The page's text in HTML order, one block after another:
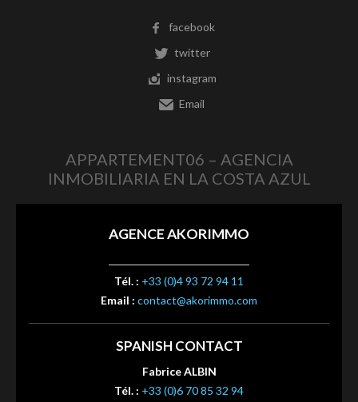
facebook
twitter
instagram
Email
APPARTEMENT06 – AGENCIA
INMOBILIARIA EN LA COSTA AZUL
AGENCE AKORIMMO
Tél. : +33 (0)4 93 72 94 11
Email : contact@akorimmo.com
SPANISH CONTACT
Fabrice ALBIN
Tél. : +33 (0)6 70 85 32 94